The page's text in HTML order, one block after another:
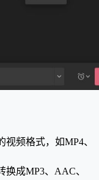
频格式，如MP4、
成MP3、AAC、